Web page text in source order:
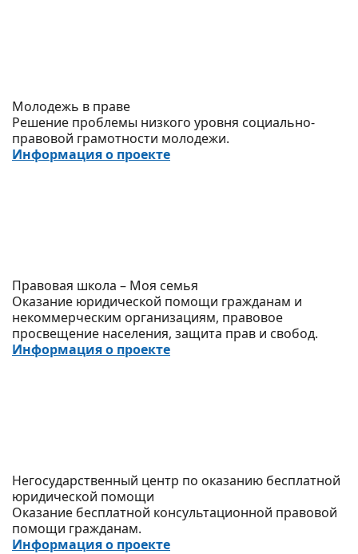
Молодежь в праве
Решение проблемы низкого уровня социально-
правовой грамотности молодежи.
Информация о проекте
Правовая школа – Моя семья
Оказание юридической помощи гражданам и
некоммерческим организациям, правовое
просвещение населения, защита прав и свобод.
Информация о проекте
Негосударственный центр по оказанию бесплатной
юридической помощи
Оказание бесплатной консультационной правовой
помощи гражданам.
Информация о проекте